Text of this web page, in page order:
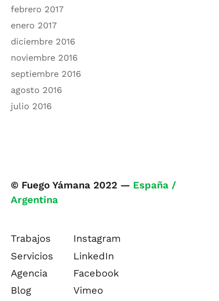
febrero 2017
enero 2017
diciembre 2016
noviembre 2016
septiembre 2016
agosto 2016
julio 2016
© Fuego Yámana 2022 — España /
Argentina
Trabajos
Servicios
Agencia
Blog
Instagram
LinkedIn
Facebook
Vimeo